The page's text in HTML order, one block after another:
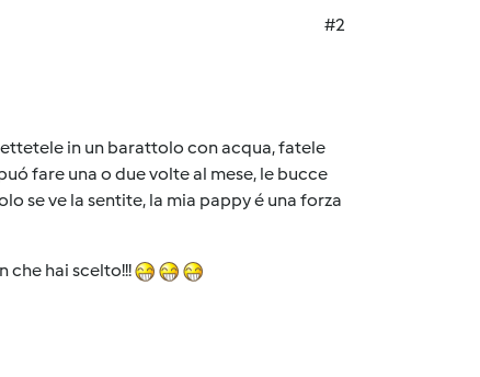
#2
in un barattolo con acqua, fatele
fare una o due volte al mese, le bucce
se ve la sentite, la mia pappy é una forza
che hai scelto!!!